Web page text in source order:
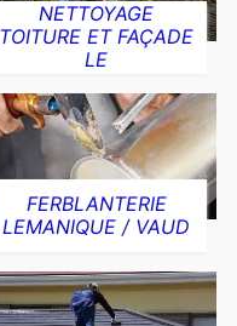
NETTOYAGE
TOITURE ET FAÇADE
LE
FERBLANTERIE
LEMANIQUE / VAUD